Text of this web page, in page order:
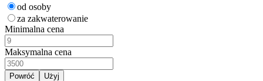
od osoby
za zakwaterowanie
Minimalna cena
Maksymalna cena